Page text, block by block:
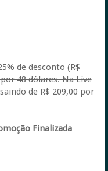
de desconto (R$
48 dólares. Na Live
de R$ 209,00 por
Finalizada